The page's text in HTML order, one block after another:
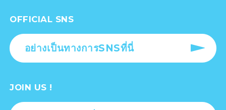
OFFICIAL SNS
อย่างเป็นทางการSNSที่นี่
JOIN US !